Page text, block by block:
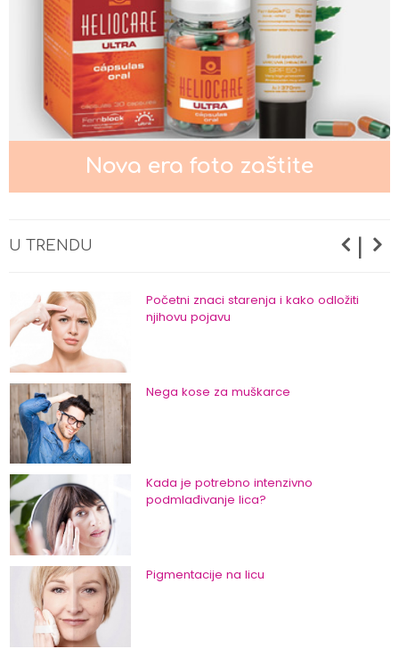
Nova era foto zaštite
U TRENDU |
Nega normalne kože lica
Nega masne i mešovite kože lica
Početni znaci starenja i kako odložiti
njihovu pojavu
Nega kose za muškarce
Kada je potrebno intenzivno
podmlađivanje lica?
Pigmentacije na licu